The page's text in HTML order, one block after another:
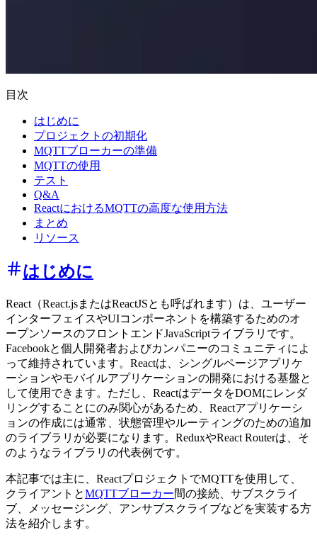
目次
はじめに
プロジェクトの初期化
MQTTブローカーの準備
MQTTの使用
テスト
Q&A
ReactにおけるMQTTの高度な使用方法
まとめ
リソース
はじめに
React（React.jsまたはReactJSとも呼ばれます）は、ユーザー
インターフェイスやUIコンポーネントを構築するためのオ
ープンソースのフロントエンドJavaScriptライブラリです。
Facebookと個人開発者およびカンパニーのコミュニティによ
って維持されています。Reactは、シングルページアプリケ
ーションやモバイルアプリケーションの開発における基盤と
して使用できます。ただし、ReactはデータをDOMにレンダ
リングすることにのみ関心があるため、Reactアプリケーシ
ョンの作成には通常、状態管理やルーティングのための追加
のライブラリが必要になります。ReduxやReact Routerは、そ
のようなライブラリの代表例です。
本記事では主に、ReactプロジェクトでMQTTを使用して、
クライアントとMQTTブローカー間の接続、サブスクライ
ブ、メッセージング、アンサブスクライブなどを実装する方
法を紹介します。